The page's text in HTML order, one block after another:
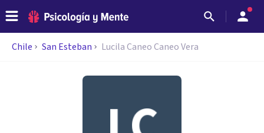
Chile San Esteban Lucila Caneo Caneo Vera